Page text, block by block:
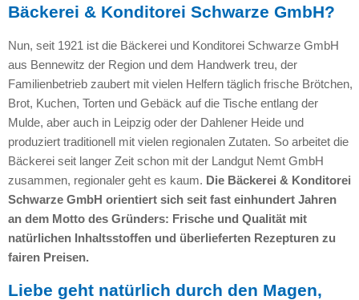
Bäckerei & Konditorei Schwarze GmbH?
Nun, seit 1921 ist die Bäckerei und Konditorei Schwarze GmbH
aus Bennewitz der Region und dem Handwerk treu, der
Familienbetrieb zaubert mit vielen Helfern täglich frische Brötchen,
Brot, Kuchen, Torten und Gebäck auf die Tische entlang der
Mulde, aber auch in Leipzig oder der Dahlener Heide und
produziert traditionell mit vielen regionalen Zutaten. So arbeitet die
Bäckerei seit langer Zeit schon mit der Landgut Nemt GmbH
zusammen, regionaler geht es kaum. Die Bäckerei & Konditorei
Schwarze GmbH orientiert sich seit fast einhundert Jahren
an dem Motto des Gründers: Frische und Qualität mit
natürlichen Inhaltsstoffen und überlieferten Rezepturen zu
fairen Preisen.
Liebe geht natürlich durch den Magen,